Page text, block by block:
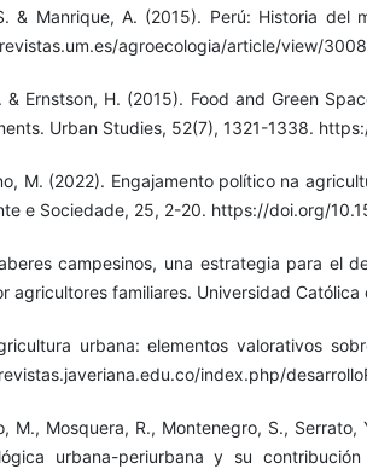
& Manrique, A. (2015). Perú: Historia del
agroecologia/article/view/
& Ernstson, H. (2015). Food and Green
Urban Studies, 52(7), 1321-1338.
M. (2022). Engajamento político na
e Sociedade, 25, 2-20. https://doi.org/
campesinos, una estrategia para el
agricultores familiares. Universidad Católica
urbana: elementos valorativos
index.php/
M., Mosquera, R., Montenegro, S.,
urbana-periurbana y su